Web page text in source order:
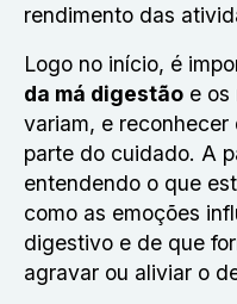
rendimento das
Logo no início, é
da má digestão e os
variam, e
parte do cuidado. A
entendendo o que
como as emoções
digestivo e de que
agravar ou aliviar o